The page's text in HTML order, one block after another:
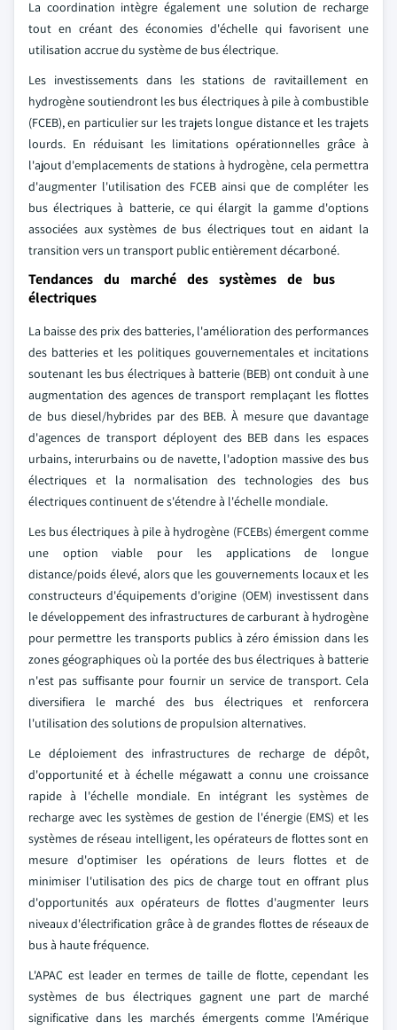
La coordination intègre également une solution de recharge
tout en créant des économies d'échelle qui favorisent une
utilisation accrue du système de bus électrique.
Les investissements dans les stations de ravitaillement en
hydrogène soutiendront les bus électriques à pile à combustible
(FCEB), en particulier sur les trajets longue distance et les trajets
lourds. En réduisant les limitations opérationnelles grâce à
l'ajout d'emplacements de stations à hydrogène, cela permettra
d'augmenter l'utilisation des FCEB ainsi que de compléter les
bus électriques à batterie, ce qui élargit la gamme d'options
associées aux systèmes de bus électriques tout en aidant la
transition vers un transport public entièrement décarboné.
Tendances du marché des systèmes de bus
électriques
La baisse des prix des batteries, l'amélioration des performances
des batteries et les politiques gouvernementales et incitations
soutenant les bus électriques à batterie (BEB) ont conduit à une
augmentation des agences de transport remplaçant les flottes
de bus diesel/hybrides par des BEB. À mesure que davantage
d'agences de transport déployent des BEB dans les espaces
urbains, interurbains ou de navette, l'adoption massive des bus
électriques et la normalisation des technologies des bus
électriques continuent de s'étendre à l'échelle mondiale.
Les bus électriques à pile à hydrogène (FCEBs) émergent comme
une option viable pour les applications de longue
distance/poids élevé, alors que les gouvernements locaux et les
constructeurs d'équipements d'origine (OEM) investissent dans
le développement des infrastructures de carburant à hydrogène
pour permettre les transports publics à zéro émission dans les
zones géographiques où la portée des bus électriques à batterie
n'est pas suffisante pour fournir un service de transport. Cela
diversifiera le marché des bus électriques et renforcera
l'utilisation des solutions de propulsion alternatives.
Le déploiement des infrastructures de recharge de dépôt,
d'opportunité et à échelle mégawatt a connu une croissance
rapide à l'échelle mondiale. En intégrant les systèmes de
recharge avec les systèmes de gestion de l'énergie (EMS) et les
systèmes de réseau intelligent, les opérateurs de flottes sont en
mesure d'optimiser les opérations de leurs flottes et de
minimiser l'utilisation des pics de charge tout en offrant plus
d'opportunités aux opérateurs de flottes d'augmenter leurs
niveaux d'électrification grâce à de grandes flottes de réseaux de
bus à haute fréquence.
L'APAC est leader en termes de taille de flotte, cependant les
systèmes de bus électriques gagnent une part de marché
significative dans les marchés émergents comme l'Amérique